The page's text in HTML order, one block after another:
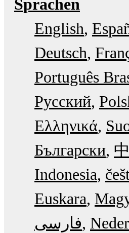
Sprachen
English
Deutsch
Português
Русский
Ελληνικά
Български
Indonesia
Euskara
فارسی